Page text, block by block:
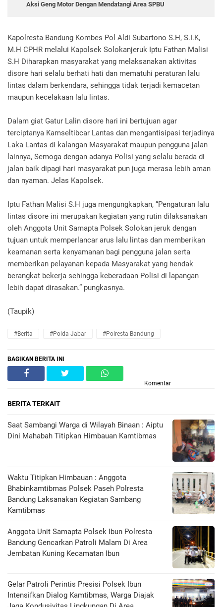
Aksi Geng Motor Dengan Mendatangi Area SPBU
Kapolresta Bandung Kombes Pol Aldi Subartono S.H, S.I.K,
M.H CPHR melalui Kapolsek Solokanjeruk Iptu Fathan Malisi
S.H Diharapkan masyarakat yang melaksanakan aktivitas
disore hari selalu berhati hati dan mematuhi peraturan lalu
lintas dalam berkendara, sehingga tidak terjadi kemacetan
maupun kecelakaan lalu lintas.
Dalam giat Gatur Lalin disore hari ini bertujuan agar
terciptanya Kamseltibcar Lantas dan mengantisipasi terjadinya
Laka Lantas di kalangan Masyarakat maupun pengguna jalan
lainnya, Semoga dengan adanya Polisi yang selalu berada di
jalan baik dipagi hari masyarakat pun juga merasa lebih aman
dan nyaman. Jelas Kapolsek.
Iptu Fathan Malisi S.H juga mengungkapkan, “Pengaturan lalu
lintas disore ini merupakan kegiatan yang rutin dilaksanakan
oleh Anggota Unit Samapta Polsek Solokan jeruk dengan
tujuan untuk memperlancar arus lalu lintas dan memberikan
keamanan serta kenyamanan bagi pengguna jalan serta
memberikan pelayanan kepada Masyarakat yang hendak
berangkat bekerja sehingga keberadaan Polisi di lapangan
lebih dapat dirasakan.” pungkasnya.
(Taupik)
#Berita #Polda Jabar #Polresta Bandung
BAGIKAN BERITA INI
Komentar
BERITA TERKAIT
Saat Sambangi Warga di Wilayah Binaan : Aiptu
Dini Mahabah Titipkan Himbauan Kamtibmas
Waktu Titipkan Himbauan : Anggota
Bhabinkamtibmas Polsek Paseh Polresta
Bandung Laksanakan Kegiatan Sambang
Kamtibmas
Anggota Unit Samapta Polsek Ibun Polresta
Bandung Gencarkan Patroli Malam Di Area
Jembatan Kuning Kecamatan Ibun
Gelar Patroli Perintis Presisi Polsek Ibun
Intensifkan Dialog Kamtibmas, Warga Diajak